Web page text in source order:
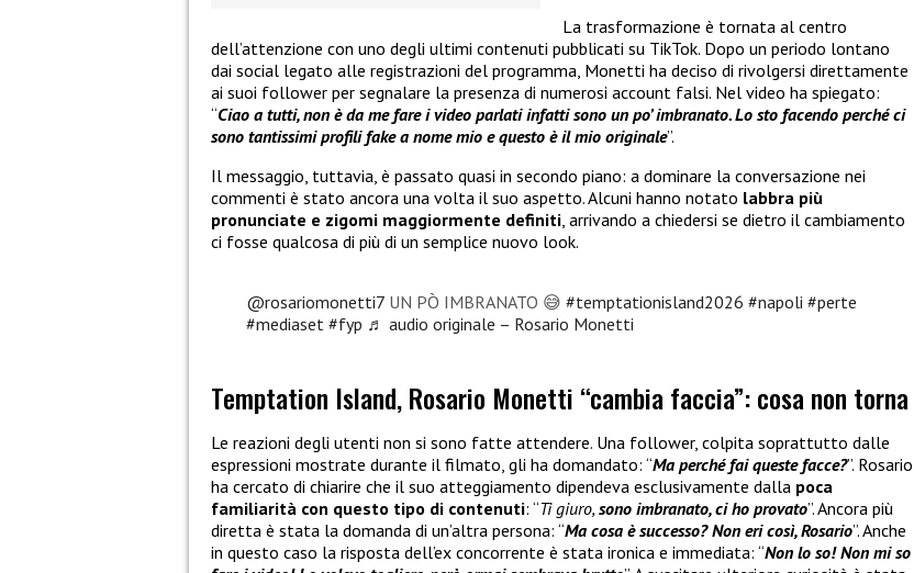
La trasformazione è tornata al centro
dell’attenzione con uno degli ultimi contenuti pubblicati su TikTok. Dopo un periodo lontano
dai social legato alle registrazioni del programma, Monetti ha deciso di rivolgersi direttamente
ai suoi follower per segnalare la presenza di numerosi account falsi. Nel video ha spiegato:
“Ciao a tutti, non è da me fare i video parlati infatti sono un po’ imbranato. Lo sto facendo perché ci
sono tantissimi profili fake a nome mio e questo è il mio originale”.
Il messaggio, tuttavia, è passato quasi in secondo piano: a dominare la conversazione nei
commenti è stato ancora una volta il suo aspetto. Alcuni hanno notato labbra più
pronunciate e zigomi maggiormente definiti, arrivando a chiedersi se dietro il cambiamento
ci fosse qualcosa di più di un semplice nuovo look.
@rosariomonetti7 UN PÒ IMBRANATO 😅 #temptationisland2026 #napoli #perte
#mediaset #fyp ♬ audio originale – Rosario Monetti
Temptation Island, Rosario Monetti “cambia faccia”: cosa non torna
Le reazioni degli utenti non si sono fatte attendere. Una follower, colpita soprattutto dalle
espressioni mostrate durante il filmato, gli ha domandato: “Ma perché fai queste facce?”. Rosario
ha cercato di chiarire che il suo atteggiamento dipendeva esclusivamente dalla poca
familiarità con questo tipo di contenuti: “Ti giuro, sono imbranato, ci ho provato”. Ancora più
diretta è stata la domanda di un’altra persona: “Ma cosa è successo? Non eri così, Rosario”. Anche
in questo caso la risposta dell’ex concorrente è stata ironica e immediata: “Non lo so! Non mi so